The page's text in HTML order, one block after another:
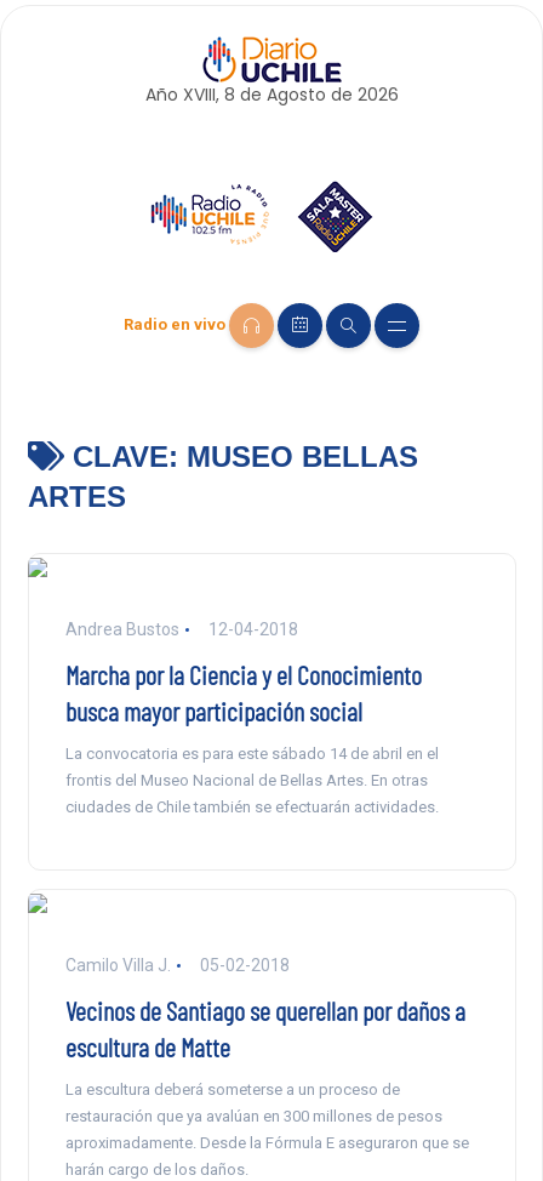
Año XVIII, 8 de Agosto de 2026
Radio en vivo
CLAVE: MUSEO BELLAS
ARTES
Andrea Bustos 12-04-2018
Marcha por la Ciencia y el Conocimiento
busca mayor participación social
La convocatoria es para este sábado 14 de abril en el
frontis del Museo Nacional de Bellas Artes. En otras
ciudades de Chile también se efectuarán actividades.
Camilo Villa J. 05-02-2018
Vecinos de Santiago se querellan por daños a
escultura de Matte
La escultura deberá someterse a un proceso de
restauración que ya avalúan en 300 millones de pesos
aproximadamente. Desde la Fórmula E aseguraron que se
harán cargo de los daños.